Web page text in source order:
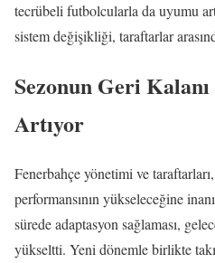
tecrübeli futbolcularla da uyumu
sistem değişikliği, taraftarlar
Sezonun Geri
Artıyor
Fenerbahçe yönetimi ve
performansının yükseleceğine
sürede adaptasyon sağlaması,
yükseltti. Yeni dönemle birlikte